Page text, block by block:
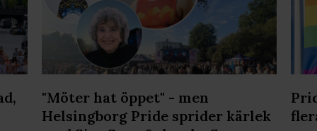
"Möter hat öppet" - men
Helsingborg Pride sprider kärlek